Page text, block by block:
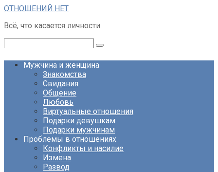
Перейти
контенту
ОТНОШЕНИЙ.НЕТ
Всё, что касается личности
Мужчина и женщина
Знакомства
Свидания
Общение
Любовь
Виртуальные отношения
Подарки девушкам
Подарки мужчинам
Проблемы в отношениях
Конфликты и насилие
Измена
Развод